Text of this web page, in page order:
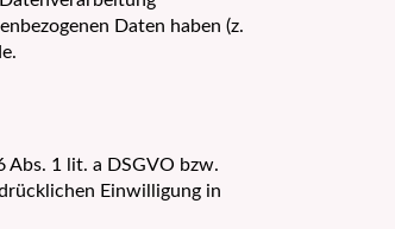
Daten haben (z.
Abs. 1 lit. a DSGVO bzw.
Einwilligung in